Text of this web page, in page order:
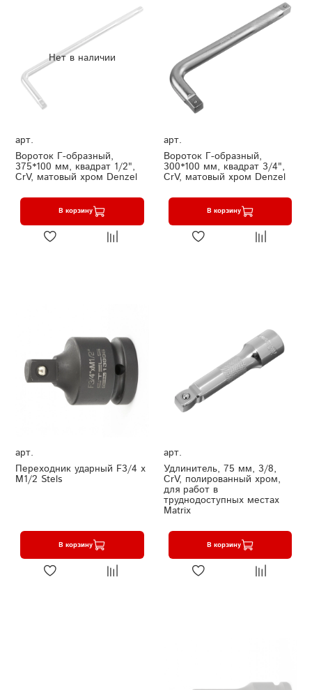
Нет в наличии
арт.
Вороток Г-образный,
375*100 мм, квадрат 1/2",
CrV, матовый хром Denzel
В корзину
арт.
Вороток Г-образный,
300*100 мм, квадрат 3/4",
CrV, матовый хром Denzel
В корзину
арт.
Переходник ударный F3/4 x
M1/2 Stels
В корзину
арт.
Удлинитель, 75 мм, 3/8,
CrV, полированный хром,
для работ в
труднодоступных местах
Matrix
В корзину